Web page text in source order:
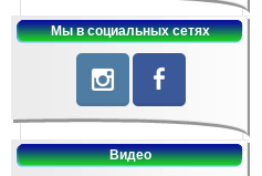
Мы в социальных сетях
Видео